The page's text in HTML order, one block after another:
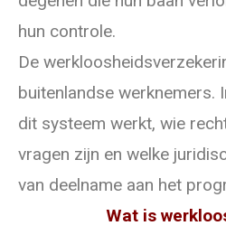
hun controle.
De
buitenlandse werknemers.
dit systeem werkt, wie
vragen zijn en welke
van deelname aan het
Wat is